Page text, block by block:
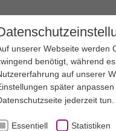
SERVICE
AKTUELL:
BEST-PRACTICE-
Vorlesen-
unserer Webseite werden
benötigt, während
auf unserer
später
jederzeit tun.
Essentiell Statistiken